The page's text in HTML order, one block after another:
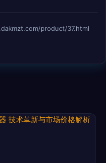
product/37.html